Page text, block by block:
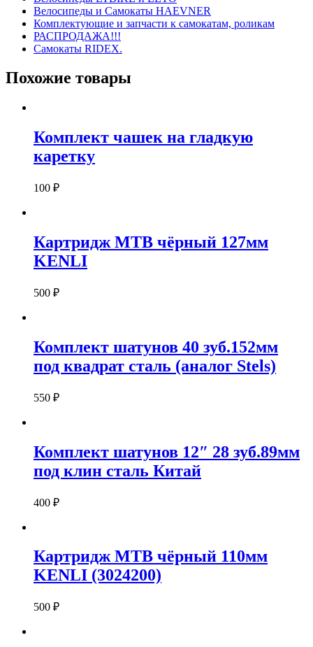
Велосипеды и Самокаты HAEVNER
Комплектующие и запчасти к самокатам, роликам
РАСПРОДАЖА!!!
Самокаты RIDEX.
Похожие товары
Комплект чашек на гладкую
каретку
100 ₽
Картридж MTB чёрный 127мм
KENLI
500 ₽
Комплект шатунов 40 зуб.152мм
под квадрат сталь (аналог Stels)
550 ₽
Комплект шатунов 12″ 28 зуб.89мм
под клин сталь Китай
400 ₽
Картридж MTB чёрный 110мм
KENLI (3024200)
500 ₽